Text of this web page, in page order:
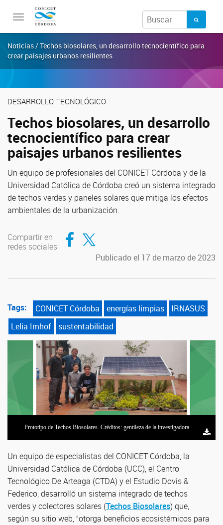
Toggle
navigation
Noticias / Techos biosolares, un desarrollo tecnocientífico para
crear paisajes urbanos resilientes
DESARROLLO TECNOLÓGICO
Techos biosolares, un desarrollo
tecnocientífico para crear
paisajes urbanos resilientes
Un equipo de profesionales del CONICET Córdoba y de la
Universidad Católica de Córdoba creó un sistema integrado
de techos verdes y paneles solares que mitiga los efectos
ambientales de la urbanización.
Compartir en
redes sociales
Compartir en Facebook
Compartir en Twitter
Publicado el 17 de marzo de 2023
Tags: CONICET Córdoba energías limpias
IRNASUS
Lelia Imhof
sustentabilidad
Prototipo de Techos Biosolares. Créditos: gentileza de la investigadora
Un equipo de especialistas del CONICET Córdoba, la
Universidad Católica de Córdoba (UCC), el Centro
Tecnológico De Arteaga (CTDA) y el Estudio Dovis &
Federico, desarrolló un sistema integrado de techos
verdes y colectores solares (Techos Biosolares) que,
según su sitio web, “otorga beneficios ecosistémicos para